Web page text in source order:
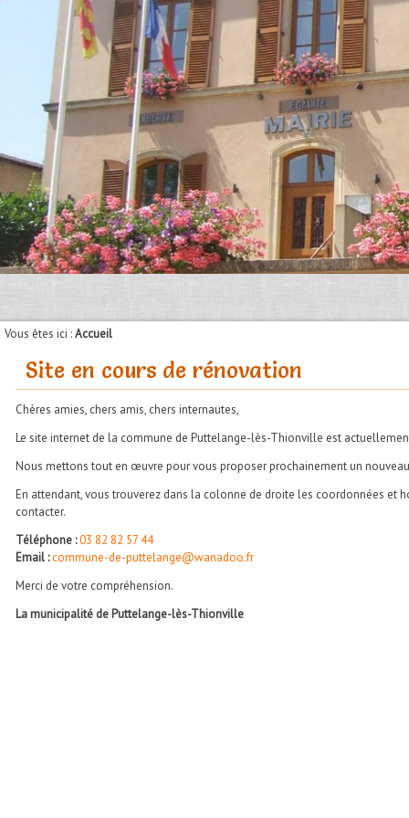
Vous êtes ici :Accueil
Site en cours de rénovation
Chères amies, chers amis, chers internautes,
Le site internet de la commune de Puttelange-lès-Thionville est
Nous mettons tout en œuvre pour vous proposer prochainement un
En attendant, vous trouverez dans la colonne de droite les coordonnées et
contacter.
Téléphone :03 82 82 57 44
Email :commune-de-puttelange@wanadoo.fr
Merci de votre compréhension.
La municipalité de Puttelange-lès-Thionville